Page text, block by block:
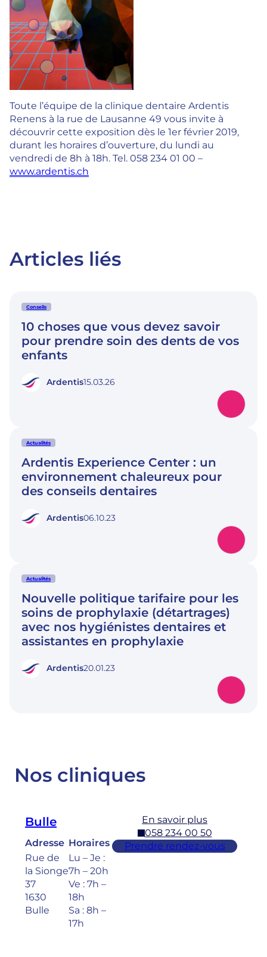
Toute l’équipe de la clinique dentaire Ardentis
Renens à la rue de Lausanne 49 vous invite à
découvrir cette exposition dès le 1er février 2019,
durant les horaires d’ouverture, du lundi au
vendredi de 8h à 18h. Tel. 058 234 01 00 –
www.ardentis.ch
Articles liés
Conseils
10 choses que vous devez savoir
pour prendre soin des dents de vos
enfants
Ardentis15.03.26
Actualités
Ardentis Experience Center : un
environnement chaleureux pour
des conseils dentaires
Ardentis06.10.23
Actualités
Nouvelle politique tarifaire pour les
soins de prophylaxie (détartrages)
avec nos hygiénistes dentaires et
assistantes en prophylaxie
Ardentis20.01.23
Nos cliniques
Bulle
Adresse
Rue de
la Sionge
37
1630
Bulle
Horaires
Lu – Je :
7h – 20h
Ve : 7h –
18h
Sa : 8h –
17h
En savoir plus
058 234 00 50
Prendre rendez-vous